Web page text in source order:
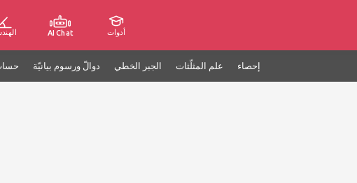
AI Chat أدوات
دوالّ ورسوم بيانيّة الجبر الخطي علم المثلّثات إحصاء